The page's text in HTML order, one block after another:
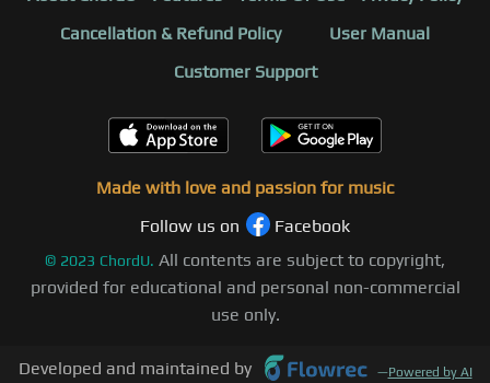
Cancellation & Refund Policy
User Manual
Customer Support
Made with love and passion for music
Follow us on
Facebook
© 2023 ChordU. All contents are subject to copyright,
provided for educational and personal non-commercial
use only.
Developed and maintained by —Powered by AI